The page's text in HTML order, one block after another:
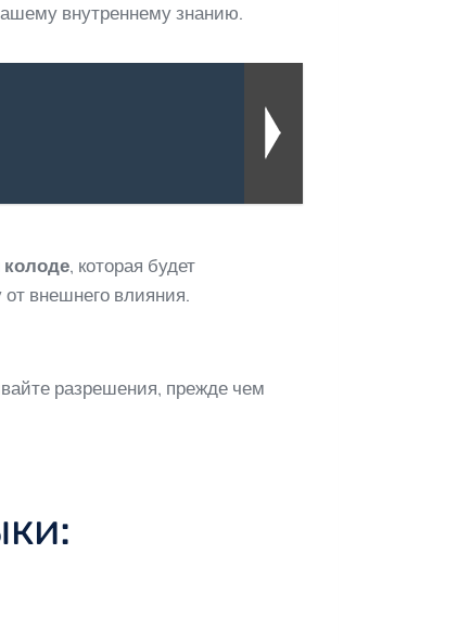
внутреннему знанию.
колоде, которая будет
внешнего влияния.
разрешения, прежде чем